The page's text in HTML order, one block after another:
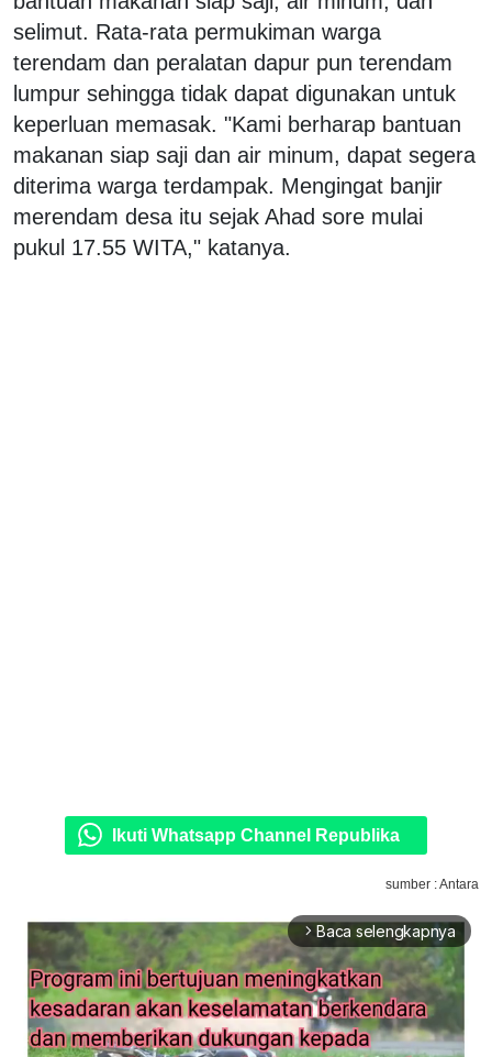
selimut. Rata-rata permukiman warga
terendam dan peralatan dapur pun terendam
lumpur sehingga tidak dapat digunakan untuk
keperluan memasak. "Kami berharap bantuan
makanan siap saji dan air minum, dapat segera
diterima warga terdampak. Mengingat banjir
merendam desa itu sejak Ahad sore mulai
pukul 17.55 WITA," katanya.
Ikuti Whatsapp Channel Republika
sumber : Antara
arrow_forward_ios Baca selengkapnya